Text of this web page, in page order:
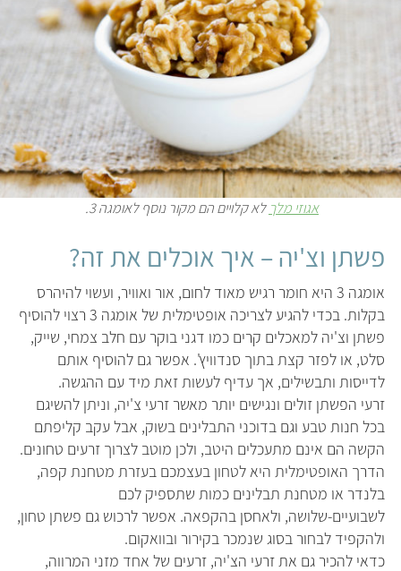
אגוזי מלך לא קלויים הם מקור נוסף לאומגה 3.
פשתן וצ'יה – איך אוכלים את זה?
אומגה 3 היא חומר רגיש מאוד לחום, אור ואוויר, ועשוי להיהרס
בקלות. בכדי להגיע לצריכה אופטימלית של אומגה 3 רצוי להוסיף
פשתן וצ'יה למאכלים קרים כמו דגני בוקר עם חלב צמחי, שייק,
סלט, או לפזר קצת בתוך סנדוויץ'. אפשר גם להוסיף אותם
לדייסות ותבשילים, אך עדיף לעשות זאת מיד עם ההגשה.
זרעי הפשתן זולים ונגישים יותר מאשר זרעי צ'יה, וניתן להשיגם
בכל חנות טבע וגם בדוכני התבלינים בשוק, אבל עקב קליפתם
הקשה הם אינם מתעכלים היטב, ולכן מוטב לצרוך זרעים טחונים.
הדרך האופטימלית היא לטחון בעצמכם בעזרת מטחנת קפה,
בלנדר או מטחנת תבלינים כמות שתספיק לכם
לשבועיים-שלושה, ולאחסן בהקפאה. אפשר לרכוש גם פשתן טחון,
ולהקפיד לבחור בסוג שנמכר בקירור ובוואקום.
כדאי להכיר גם את זרעי הצ'יה, זרעים של אחד מזני המרווה,